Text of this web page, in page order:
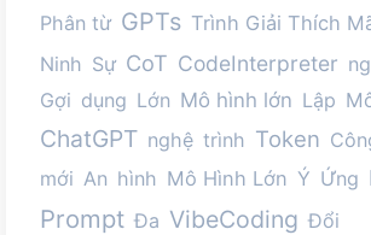
Phân từ GPTs Trình Giải Thích
Ninh Sự CoT CodeInterpreter
Gợi dụng Lớn Mô hình lớn Lập
ChatGPT nghệ trình Token
mới An hình Mô Hình Lớn Ý Ứng
Prompt Đa VibeCoding Đổi